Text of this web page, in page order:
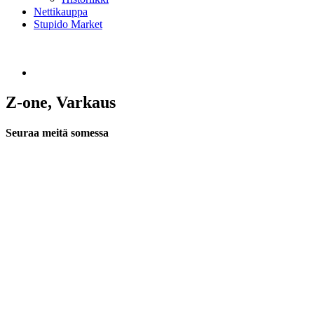
Nettikauppa
Stupido Market
Z-one, Varkaus
Seuraa meitä somessa